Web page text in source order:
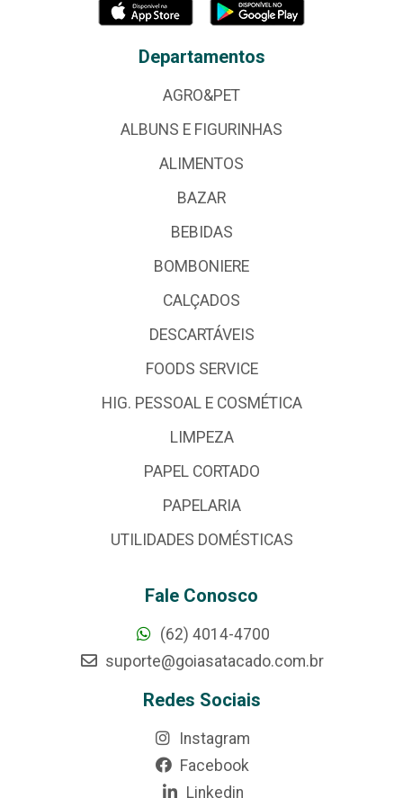
Departamentos
AGRO&PET
ALBUNS E FIGURINHAS
ALIMENTOS
BAZAR
BEBIDAS
BOMBONIERE
CALÇADOS
DESCARTÁVEIS
FOODS SERVICE
HIG. PESSOAL E COSMÉTICA
LIMPEZA
PAPEL CORTADO
PAPELARIA
UTILIDADES DOMÉSTICAS
Fale Conosco
(62) 4014-4700
suporte@goiasatacado.com.br
Redes Sociais
Instagram
Facebook
Linkedin